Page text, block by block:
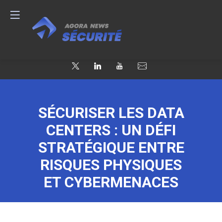
SÉCURISER LES DATA
CENTERS : UN DÉFI
STRATÉGIQUE ENTRE
RISQUES PHYSIQUES
ET CYBERMENACES